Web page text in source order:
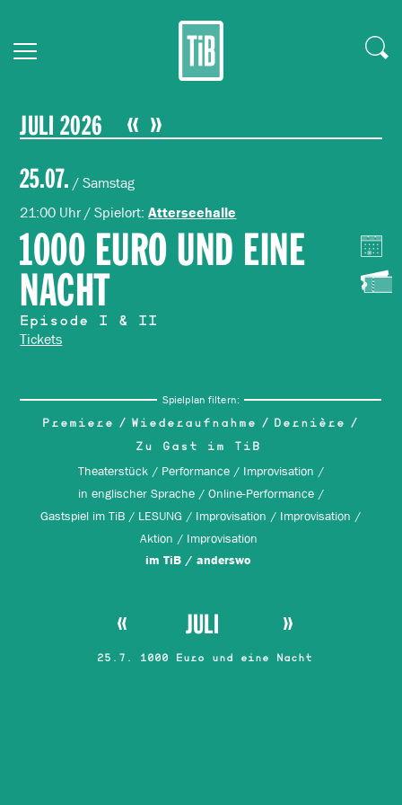
JULI 2026
25.07. / Samstag
21:00 Uhr / Spielort:Atterseehalle
1000 EURO UND EINE
NACHT
Episode I & II
Tickets
Spielplan filtern:
Premiere Wiederaufnahme
Dernière
Zu Gast im TiB
Theaterstück Performance
Improvisation
in englischer Sprache
Online-Performance
Gastspiel im TiB
LESUNG Improvisation
Improvisation
Aktion
Improvisation
im TiB anderswo
JULI
25.7. 1000 Euro und eine Nacht